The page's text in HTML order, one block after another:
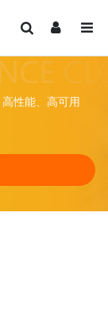
性能、高可用